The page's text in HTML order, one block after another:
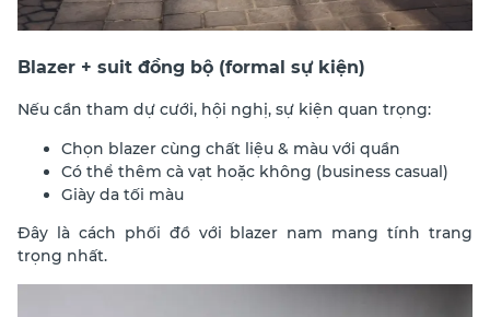
Blazer + suit đồng bộ (formal sự kiện)
Nếu cần tham dự cưới, hội nghị, sự kiện quan trọng:
Chọn blazer cùng chất liệu & màu với quần
Có thể thêm cà vạt hoặc không (business casual)
Giày da tối màu
Đây là cách phối đồ với blazer nam mang tính trang
trọng nhất.